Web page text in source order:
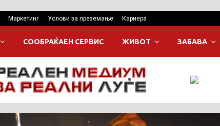
Маркетинг Услови за преземање Кариера
СООБРАЌАЕН СЕРВИС ЖИВОТ ЗАБАВА